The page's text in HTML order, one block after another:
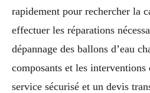
rapidement pour rechercher la
effectuer les réparations
dépannage des ballons d’eau
composants et les interventions
service sécurisé et un devis